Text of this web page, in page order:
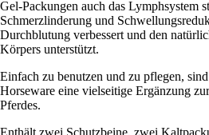
Gel-Packungen auch das Lymphsystem
Schmerzlinderung und
Durchblutung verbessert und den
Körpers unterstützt.
Einfach zu benutzen und zu pflegen,
Horseware eine vielseitige Ergänzung
Pferdes.
Enthält zwei Schutzbeine, zwei